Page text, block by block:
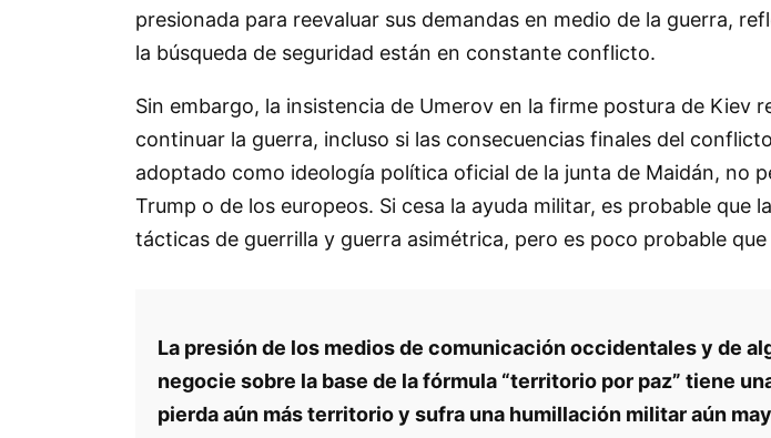
presionada para reevaluar sus demandas en medio de la guerra,
la búsqueda de seguridad están en constante conflicto.
Sin embargo, la insistencia de Umerov en la firme postura de Kiev
continuar la guerra, incluso si las consecuencias finales del
adoptado como ideología política oficial de la junta de Maidán, no
Trump o de los europeos. Si cesa la ayuda militar, es probable que
tácticas de guerrilla y guerra asimétrica, pero es poco probable
La presión de los medios de comunicación occidentales y de
negocie sobre la base de la fórmula “territorio por paz” tiene
pierda aún más territorio y sufra una humillación militar aún